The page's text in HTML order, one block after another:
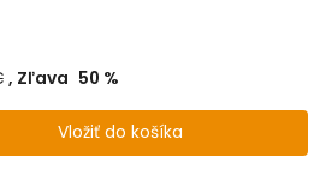
Zľava 50 %